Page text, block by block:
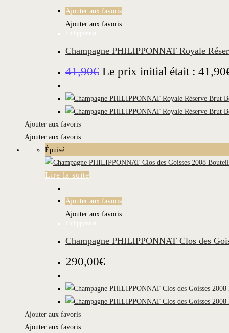
Ajouter aux favoris
Ajouter aux favoris
Philipponnat
Champagne PHILIPPONNAT Royale
41,90€ Le prix initial était :
Ajouter aux favoris
Ajouter aux favoris
Épuisé
Lire la suite
Ajouter aux favoris
Ajouter aux favoris
Philipponnat
Champagne PHILIPPONNAT Clos des
290,00€
Ajouter aux favoris
Ajouter aux favoris